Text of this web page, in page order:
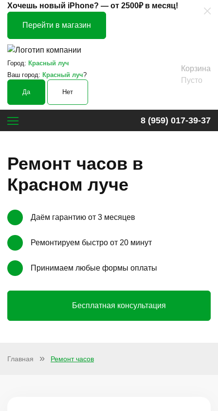
Хочешь новый iPhone? — от 2500₽ в месяц!
Перейти в магазин
Город: Красный луч
Ваш город: Красный луч?
Да Нет
Корзина
Пусто
8 (959) 017-39-37
Ремонт часов в
Красном луче
Даём гарантию от 3 месяцев
Ремонтируем быстро от 20 минут
Принимаем любые формы оплаты
Бесплатная консультация
Главная Ремонт часов
×